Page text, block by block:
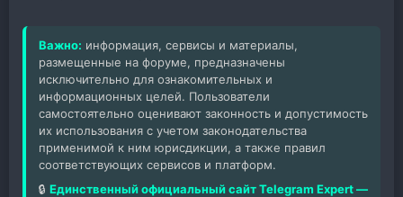
Важно: информация, сервисы и материалы,
размещенные на форуме, предназначены
исключительно для ознакомительных и
информационных целей. Пользователи
самостоятельно оценивают законность и допустимость
их использования с учетом законодательства
применимой к ним юрисдикции, а также правил
соответствующих сервисов и платформ.
🔒 Единственный официальный сайт Telegram Expert —